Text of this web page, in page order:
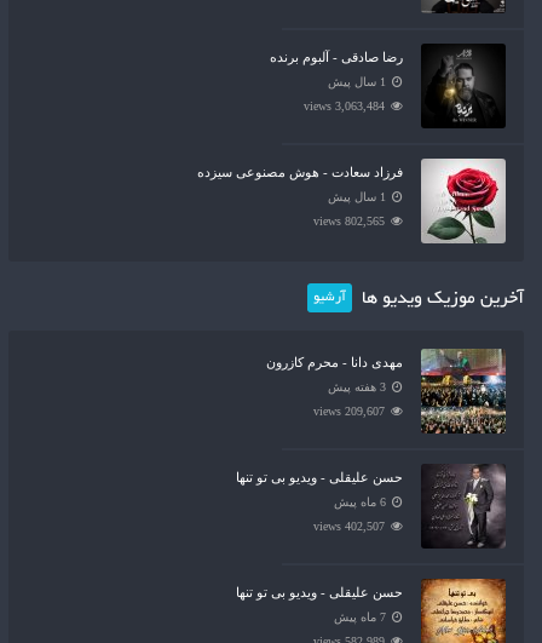
رضا صادقی - آلبوم برنده
1 سال پیش
3,063,484 views
فرزاد سعادت - هوش مصنوعی سیزده
1 سال پیش
802,565 views
آخرین موزیک ویدیو ها آرشیو
مهدی دانا - محرم کازرون
3 هفته پیش
209,607 views
حسن علیقلی - ویدیو بی تو تنها
6 ماه پیش
402,507 views
حسن علیقلی - ویدیو بی تو تنها
7 ماه پیش